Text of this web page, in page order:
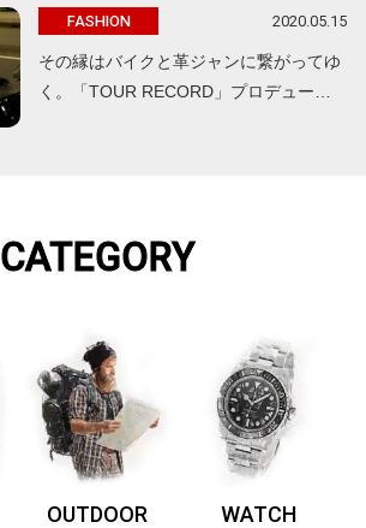
FASHION 2020.05.15
その縁はバイクと革ジャンに繋がってゆ
く。「TOUR RECORD」プロデュー…
CATEGORY
OUTDOOR WATCH